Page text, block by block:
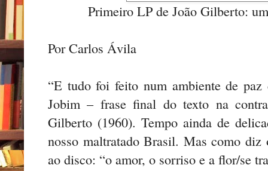
Primeiro LP de João Gilberto:
Por Carlos Ávila
“E tudo foi feito num ambiente de paz
Jobim – frase final do texto na
Gilberto (1960). Tempo ainda de
nosso maltratado Brasil. Mas como
ao disco: “o amor, o sorriso e a flor/se